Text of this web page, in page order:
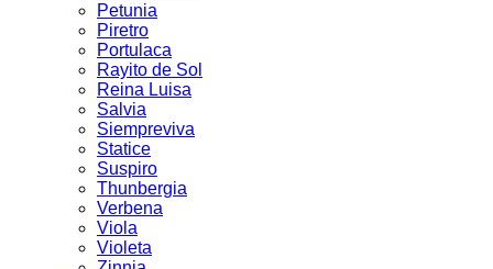
Petunia
Piretro
Portulaca
Rayito de Sol
Reina Luisa
Salvia
Siempreviva
Statice
Suspiro
Thunbergia
Verbena
Viola
Violeta